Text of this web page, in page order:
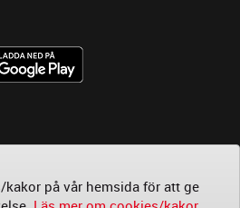
Läs
mer
på vår hemsida för att ge